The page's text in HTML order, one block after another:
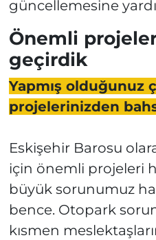
güncellemesine
Önemli
geçirdik
Yapmış olduğunuz
projelerinizden
Eskişehir Barosu
için önemli projeleri
büyük sorunumuz
bence. Otopark
kısmen